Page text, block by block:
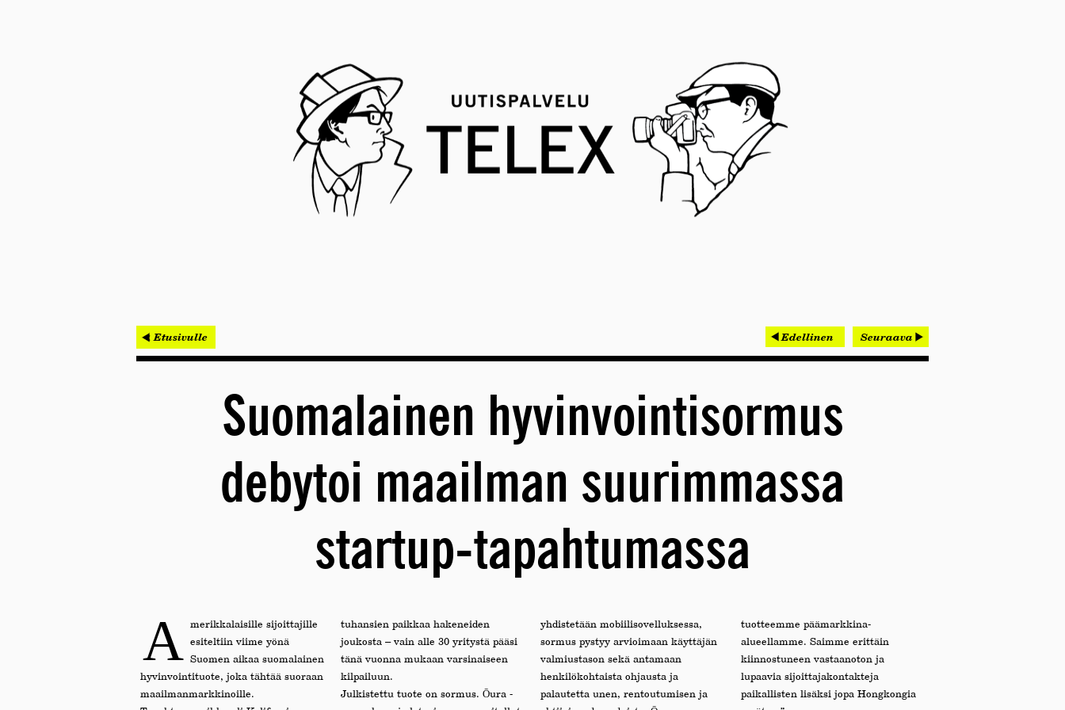
< Etusivulle Edellinen Seuraava
Suomalainen hyvinvointisormus
debytoi maailman suurimmassa
startup-tapahtumassa
A merikkalaisille sijoittajille
esiteltiin viime yönä
Suomen aikaa suomalainen
hyvinvointituote, joka tähtää suoraan
maailmanmarkkinoille.
tuhansien paikkaa hakeneiden
joukosta – vain alle 30 yritystä pääsi
tänä vuonna mukaan varsinaiseen
kilpailuun.
Julkistettu tuote on sormus. Ōura -
yhdistetään mobiilisovelluksessa,
sormus pystyy arvioimaan käyttäjän
valmiustason sekä antamaan
henkilökohtaista ohjausta ja
palautetta unen, rentoutumisen ja
tuotteemme päämarkkina-
alueellamme. Saimme erittäin
kiinnostuneen vastaanoton ja
lupaavia sijoittajakontakteja
paikallisten lisäksi jopa Hongkongia